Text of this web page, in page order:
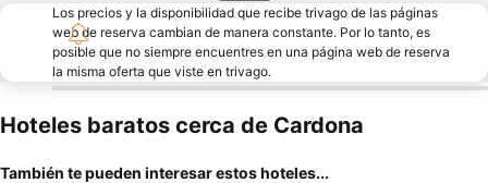
Los precios y la disponibilidad que recibe trivago de las páginas
web de reserva cambian de manera constante. Por lo tanto, es
posible que no siempre encuentres en una página web de reserva
la misma oferta que viste en trivago.
Hoteles baratos cerca de Cardona
También te pueden interesar estos hoteles...